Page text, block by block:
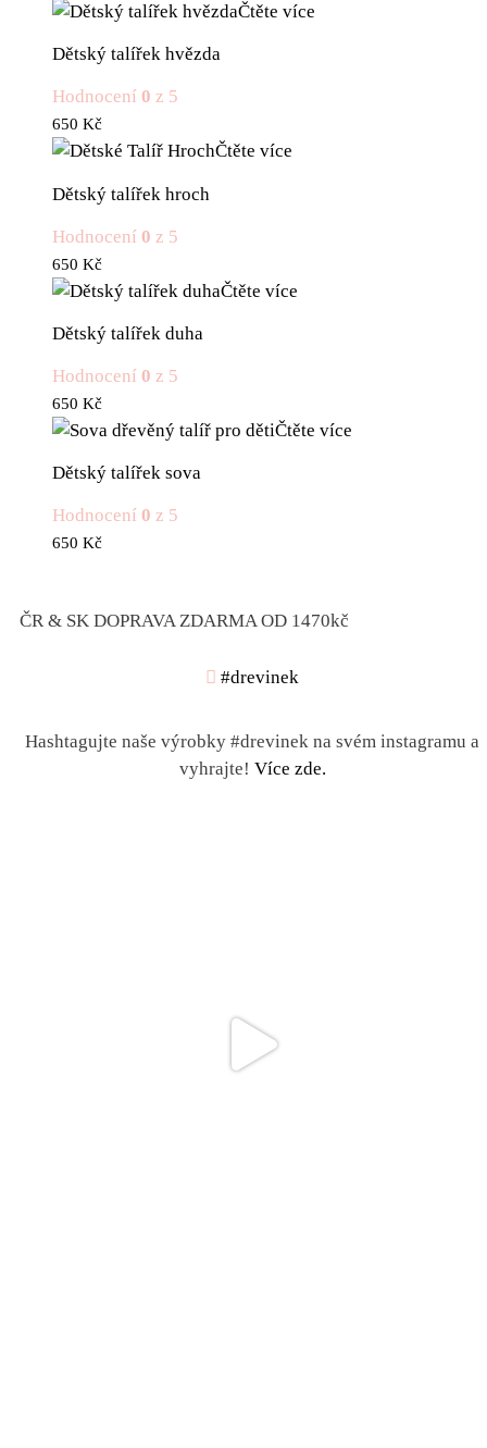
Čtěte více
Dětský talířek hvězda
Hodnocení 0 z 5
650 Kč
Čtěte více
Dětský talířek hroch
Hodnocení 0 z 5
650 Kč
Čtěte více
Dětský talířek duha
Hodnocení 0 z 5
650 Kč
Čtěte více
Dětský talířek sova
Hodnocení 0 z 5
650 Kč
ČR & SK DOPRAVA ZDARMA OD 1470kč
#drevinek
Hashtagujte naše výrobky #drevinek na svém instagramu a
vyhrajte! Více zde.